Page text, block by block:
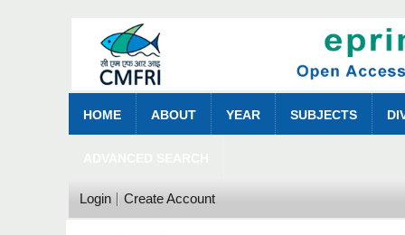
HOME ABOUT YEAR SUBJECTS
Login Create Account